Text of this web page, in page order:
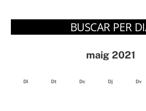
BUSCAR PER
maig 2021
Dl Dt Dc Dj Dv